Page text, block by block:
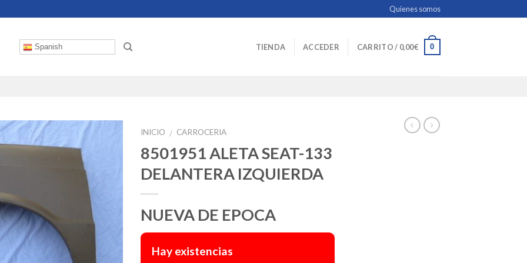
Quienes somos
Spanish TIENDA ACCEDER CARRITO / 0,00€ 0
INICIO / CARROCERIA
8501951 ALETA SEAT-133
DELANTERA IZQUIERDA
NUEVA DE EPOCA
Hay existencias